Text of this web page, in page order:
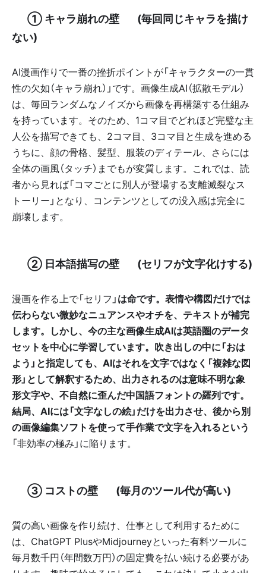
✨ ① キャラ崩れの壁 👤 (毎回同じキャラを描け
ない)
AI漫画作りで一番の挫折ポイントが「キャラクターの一貫
性の欠如（キャラ崩れ）」です。画像生成AI（拡散モデル）
は、毎回ランダムなノイズから画像を再構築する仕組み
を持っています。そのため、1コマ目でどれほど完璧な主
人公を描写できても、2コマ目、3コマ目と生成を進める
うちに、顔の骨格、髪型、服装のディテール、さらには
全体の画風（タッチ）までもが変質します。これでは、読
者から見れば「コマごとに別人が登場する支離滅裂なス
トーリー」となり、コンテンツとしての没入感は完全に
崩壊します。
✨ ② 日本語描写の壁 🇯🇵 (セリフが文字化けする)
漫画を作る上で「セリフ」 は命です。表情や構図だけでは
伝わらない微妙なニュアンスやオチを、テキストが補完
します。しかし、今の主な画像生成AIは英語圏のデータ
セットを中心に学習しています。吹き出しの中に「おは
よう」と指定しても、AIはそれを文字ではなく「複雑な図
形」として解釈するため、出力されるのは意味不明な象
形文字や、不自然に歪んだ中国語フォントの羅列です。
結局、AIには「文字なしの絵」だけを出力させ、後から別
の画像編集ソフトを使って手作業で文字を入れるという
「非効率の極み」に陥ります。
✨ ③ コストの壁 💸 (毎月のツール代が高い)
質の高い画像を作り続け、仕事として利用するために
は、ChatGPT PlusやMidjourneyといった有料ツールに
毎月数千円（年間数万円）の固定費を払い続ける必要があ